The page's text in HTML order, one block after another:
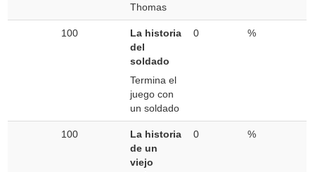
Thomas
100
La historia
del
soldado
Termina el
juego con
un soldado
0 %
100
La historia
de un
viejo
0 %